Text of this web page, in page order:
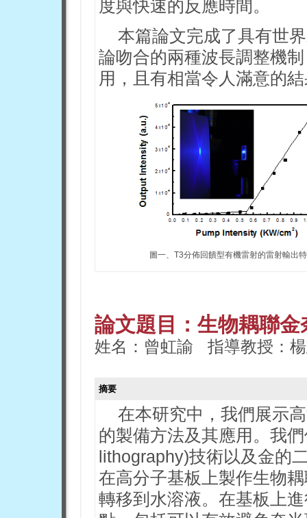
度與快速的反應時間。
本篇論文完成了具有世
論吻合的兩種波長調整機
用，且有相當令人滿意的
圖一、T3分佈回饋型有機雷射的雷射輸出
論文題目：生物耦聯
姓名：曾虹諭 指導教授：
摘要
在本研究中，我們展示
的製備方法及其應用。我
lithography)技術以及金的
在高分子基板上製作生物
轉移到水溶液。在基板上